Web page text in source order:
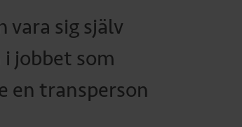
vara sig själv
jobbet som
en transperson